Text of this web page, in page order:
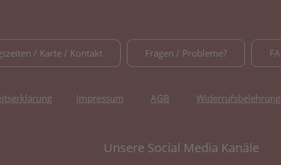
/ Karte / Kontakt Fragen / Probleme?
Impressum AGB Widerrufsbelehrung
Unsere Social Media Kanäle